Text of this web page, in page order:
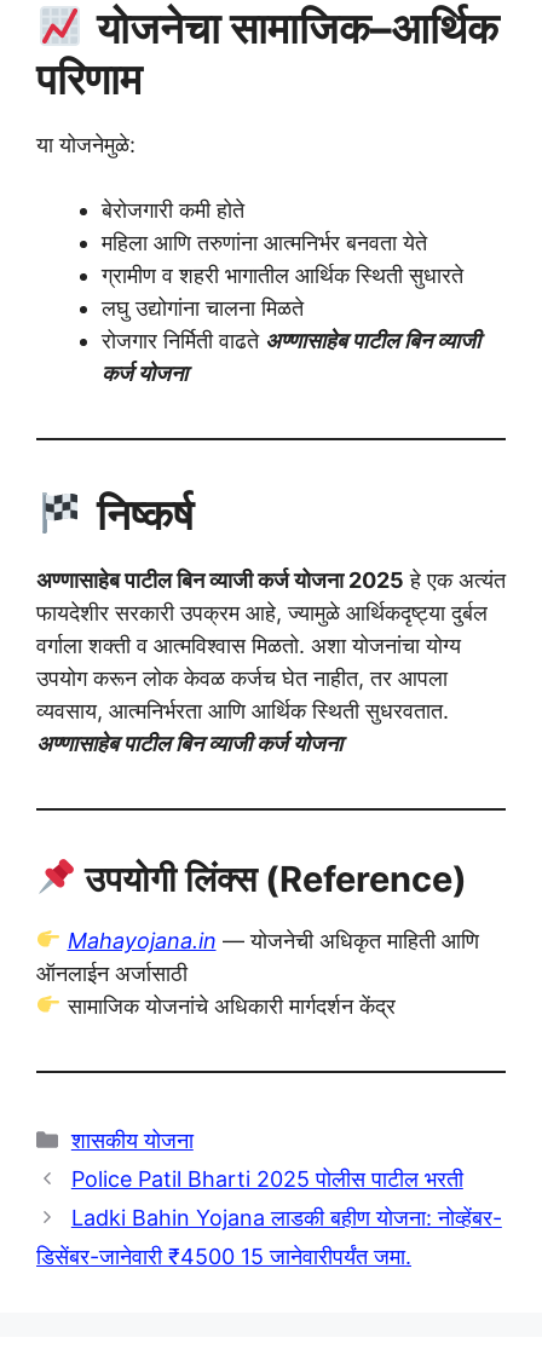
योजनेचा सामाजिक–आर्थिक
परिणाम
या योजनेमुळे:
बेरोजगारी कमी होते
महिला आणि तरुणांना आत्मनिर्भर बनवता येते
ग्रामीण व शहरी भागातील आर्थिक स्थिती सुधारते
लघु उद्योगांना चालना मिळते
रोजगार निर्मिती वाढते अण्णासाहेब पाटील बिन व्याजी
कर्ज योजना
निष्कर्ष
अण्णासाहेब पाटील बिन व्याजी कर्ज योजना 2025 हे एक अत्यंत
फायदेशीर सरकारी उपक्रम आहे, ज्यामुळे आर्थिकदृष्ट्या दुर्बल
वर्गाला शक्ती व आत्मविश्वास मिळतो. अशा योजनांचा योग्य
उपयोग करून लोक केवळ कर्जच घेत नाहीत, तर आपला
व्यवसाय, आत्मनिर्भरता आणि आर्थिक स्थिती सुधरवतात.
अण्णासाहेब पाटील बिन व्याजी कर्ज योजना
उपयोगी लिंक्स (Reference)
Mahayojana.in — योजनेची अधिकृत माहिती आणि
ऑनलाईन अर्जासाठी
सामाजिक योजनांचे अधिकारी मार्गदर्शन केंद्र
Categories
शासकीय योजना
Police Patil Bharti 2025 पोलीस पाटील भरती
Ladki Bahin Yojana लाडकी बहीण योजना: नोव्हेंबर-
डिसेंबर-जानेवारी ₹4500 15 जानेवारीपर्यंत जमा.